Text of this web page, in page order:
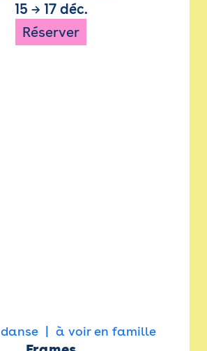
15 → 17 déc.
Réserver
danse à voir en famille